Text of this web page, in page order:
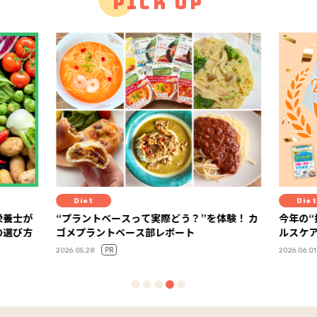
験！ カ
Diet
今年の“推しヘルスケア”が決定！ 「FYTTEヘ
ルスケア大賞2026」ランキング発表
2026.06.01
血糖
が教
い”